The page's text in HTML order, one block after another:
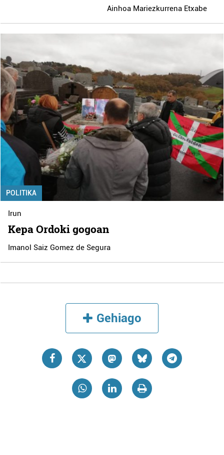
Ainhoa Mariezkurrena Etxabe
POLITIKA
Irun
Kepa Ordoki gogoan
Imanol Saiz Gomez de Segura
Gehiago